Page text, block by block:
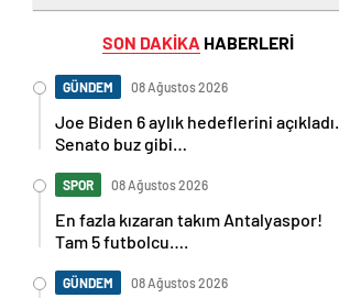
SON DAKİKA HABERLERİ
GÜNDEM 08 Ağustos 2026
Joe Biden 6 aylık hedeflerini açıkladı.
Senato buz gibi…
SPOR 08 Ağustos 2026
En fazla kızaran takım Antalyaspor!
Tam 5 futbolcu….
GÜNDEM 08 Ağustos 2026